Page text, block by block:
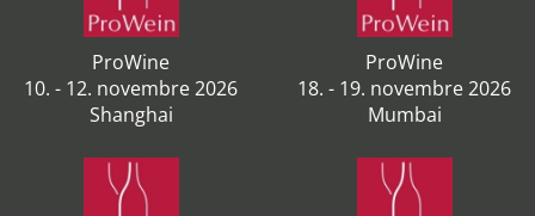
ProWine
10. - 12. novembre 2026
Shanghai
ProWine
18. - 19. novembre 2026
Mumbai